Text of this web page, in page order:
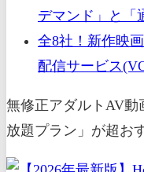
デマンド」と「
全8社！新作映
配信サービス
無修正アダルトAV動
放題プラン」が超お